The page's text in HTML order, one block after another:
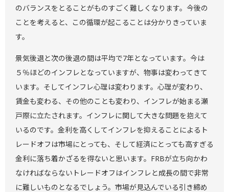
のバランスをとることがものすごく難しくなります。今後の
ことを考えると、この循環が起こることは分かりきっていま
す。
景気後退と次の後退の間は平均で7年となっています。今は
５％ほどのインフレとなっていますが、物事は変わってきて
います。そしてインフレ心理は変わります。心理が変わり、
賃金も変わる、その他のことも変わり、インフレが始まる瀬
戸際に立たされます。インフレに関して大きな問題を抱えて
いるのです。金利を高くしてインフレを抑えることによるト
レードオフは市場にとっても、そして経済にとっても高すぎる
金利に落ち着かざるを得ないと思います。FRBが立ち向かわ
なければならないトレードオフはインフレと成長の間で非常
に難しいものとなるでしょう。市場が見込んでいる引き締め